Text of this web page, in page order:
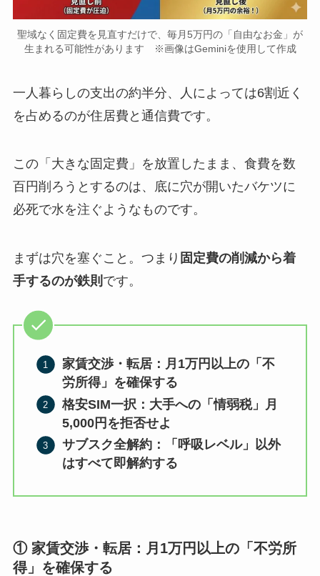
聖域なく固定費を見直すだけで、毎月5万円の「自由なお金」が
生まれる可能性があります ※画像はGeminiを使用して作成
一人暮らしの支出の約半分、人によっては6割近く
を占めるのが住居費と通信費です。
この「大きな固定費」を放置したまま、食費を数
百円削ろうとするのは、 底に穴が開いたバケツに
必死で水を注ぐようなものです。
まずは穴を塞ぐこと。つまり 固定費の削減から着
手するのが鉄則 です。
家賃交渉・転居：月1万円以上の「不
労所得」を確保する
格安SIM一択：大手への「情弱税」月
5,000円を拒否せよ
サブスク全解約：「呼吸レベル」以外
はすべて即解約する
① 家賃交渉・転居：月1万円以上の「不労所
得」を確保する